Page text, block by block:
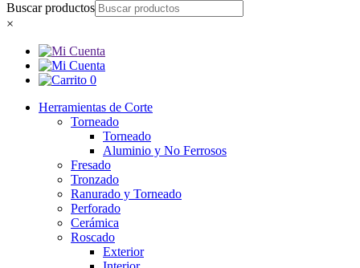
Buscar productos
×
0
Herramientas de Corte
Torneado
Torneado
Aluminio y No Ferrosos
Fresado
Tronzado
Ranurado y Torneado
Perforado
Cerámica
Roscado
Exterior